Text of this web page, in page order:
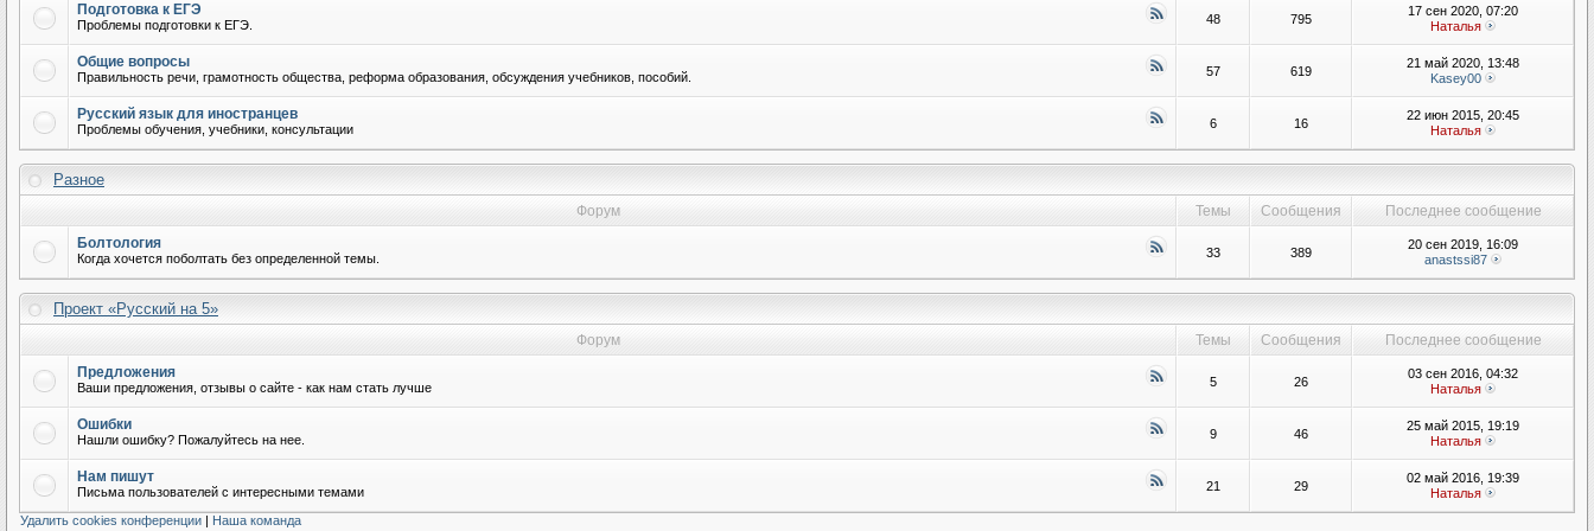
Подготовка к ЕГЭ
Проблемы подготовки к ЕГЭ. 48 795
17 сен 2020, 07:20
Наталья
Общие вопросы
Правильность речи, грамотность общества, реформа образования, обсуждения учебников, пособий. 57 619
21 май 2020, 13:48
Kasey00
Русский язык для иностранцев
Проблемы обучения, учебники, консультации 6 16
22 июн 2015, 20:45
Наталья
Разное
Форум Темы Сообщения
Последнее сообщение
Болтология
Когда хочется поболтать без определенной темы. 33 389
20 сен 2019, 16:09
anastssi87
Проект «Русский на 5»
Форум Темы Сообщения
Последнее сообщение
Предложения
Ваши предложения, отзывы о сайте - как нам стать лучше 5 26
03 сен 2016, 04:32
Наталья
Ошибки
Нашли ошибку? Пожалуйтесь на нее. 9 46
25 май 2015, 19:19
Наталья
Нам пишут
Письма пользователей с интересными темами 21 29
02 май 2016, 19:39
Наталья
Удалить cookies конференции | Наша команда